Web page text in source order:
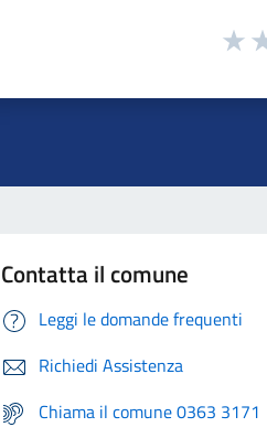
Contatta il comune
Leggi le domande frequenti
Richiedi Assistenza
Chiama il comune 0363 3171